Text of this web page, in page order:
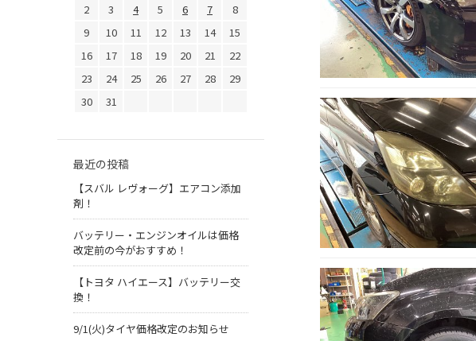
2
3 4 5 6 7
8
9
10 11 12 13 14
15
16
17 18 19 20 21
22
23
24 25 26 27 28
29
30
31
最近の投稿
【スバル レヴォーグ】エアコン添加
剤！
バッテリー・エンジンオイルは価格
改定前の今がおすすめ！
【トヨタ ハイエース】バッテリー交
換！
9/1(火)タイヤ価格改定のお知らせ